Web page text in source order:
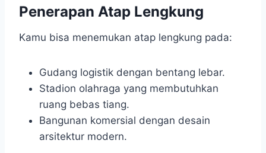
Penerapan Atap Lengkung
Kamu bisa menemukan atap lengkung pada:
Gudang logistik dengan bentang lebar.
Stadion olahraga yang membutuhkan
ruang bebas tiang.
Bangunan komersial dengan desain
arsitektur modern.